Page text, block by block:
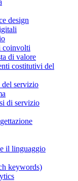
design
coinvolti
di valore
costitutivi del
servizio
di servizio
il linguaggio
keywords)